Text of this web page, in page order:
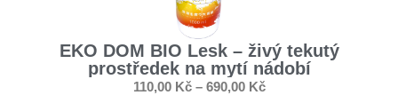
EKO DOM BIO Lesk – živý tekutý
prostředek na mytí nádobí
110,00 Kč – 690,00 Kč